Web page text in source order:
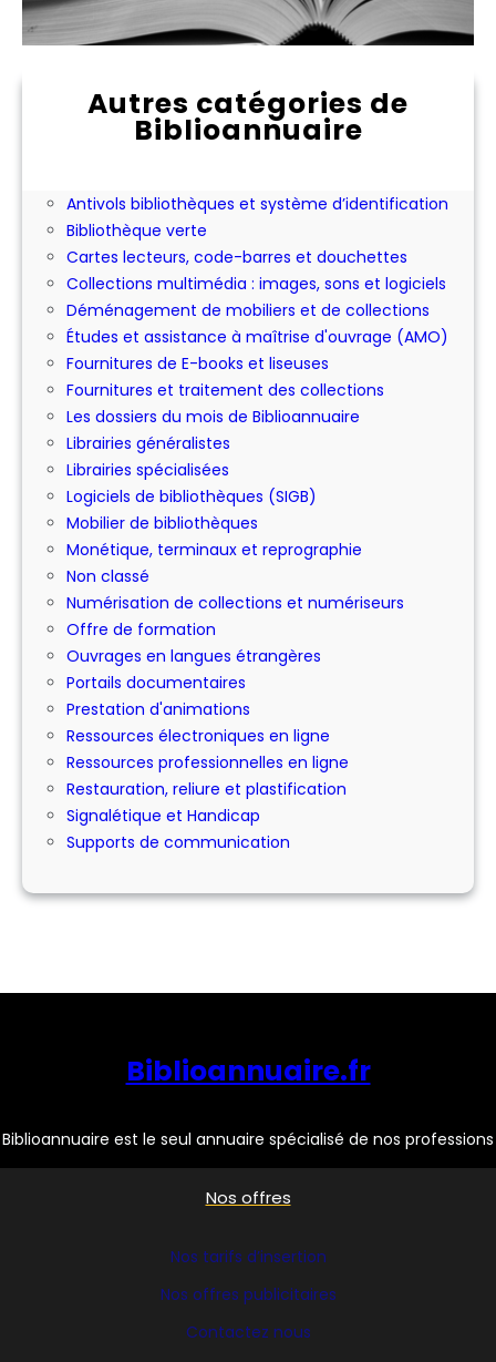
Autres catégories de
Biblioannuaire
Abonnement aux périodiques
Antivols bibliothèques et système d’identification
Bibliothèque verte
Cartes lecteurs, code-barres et douchettes
Collections multimédia : images, sons et logiciels
Déménagement de mobiliers et de collections
Études et assistance à maîtrise d'ouvrage (AMO)
Fournitures de E-books et liseuses
Fournitures et traitement des collections
Les dossiers du mois de Biblioannuaire
Librairies généralistes
Librairies spécialisées
Logiciels de bibliothèques (SIGB)
Mobilier de bibliothèques
Monétique, terminaux et reprographie
Non classé
Numérisation de collections et numériseurs
Offre de formation
Ouvrages en langues étrangères
Portails documentaires
Prestation d'animations
Ressources électroniques en ligne
Ressources professionnelles en ligne
Restauration, reliure et plastification
Signalétique et Handicap
Supports de communication
Biblioannuaire.fr
Biblioannuaire est le seul annuaire spécialisé de nos professions
Nos offres
Nos tarifs d’insertion
Nos offres publicitaires
Contactez nous